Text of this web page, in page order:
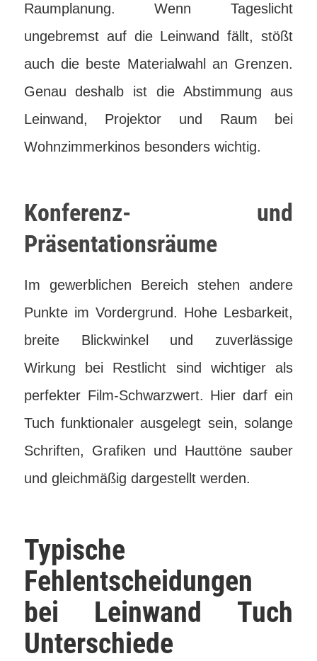
Raumplanung. Wenn Tageslicht
ungebremst auf die Leinwand fällt, stößt
auch die beste Materialwahl an Grenzen.
Genau deshalb ist die Abstimmung aus
Leinwand, Projektor und Raum bei
Wohnzimmerkinos besonders wichtig.
Konferenz- und
Präsentationsräume
Im gewerblichen Bereich stehen andere
Punkte im Vordergrund. Hohe Lesbarkeit,
breite Blickwinkel und zuverlässige
Wirkung bei Restlicht sind wichtiger als
perfekter Film-Schwarzwert. Hier darf ein
Tuch funktionaler ausgelegt sein, solange
Schriften, Grafiken und Hauttöne sauber
und gleichmäßig dargestellt werden.
Typische
Fehlentscheidungen
bei Leinwand Tuch
Unterschiede